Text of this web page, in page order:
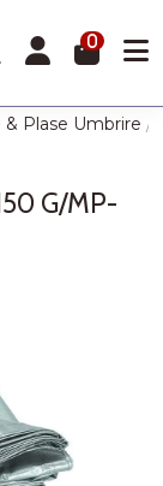
0
& Plase Umbrire
G/MP-